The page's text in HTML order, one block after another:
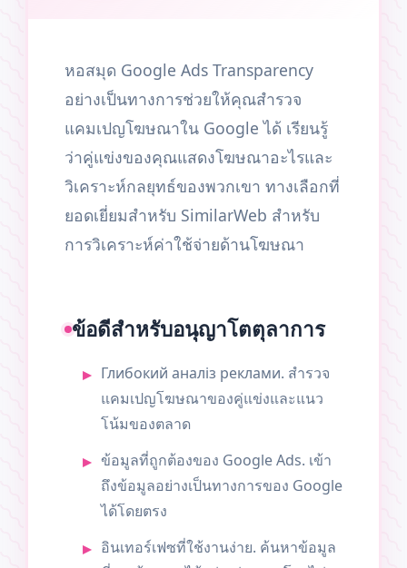
หอสมุด Google Ads Transparency
อย่างเป็นทางการช่วยให้คุณสำรวจ
แคมเปญโฆษณาใน Google ได้ เรียนรู้
ว่าคู่แข่งของคุณแสดงโฆษณาอะไรและ
วิเคราะห์กลยุทธ์ของพวกเขา ทางเลือกที่
ยอดเยี่ยมสำหรับ SimilarWeb สำหรับ
การวิเคราะห์ค่าใช้จ่ายด้านโฆษณา
ข้อดีสำหรับอนุญาโตตุลาการ
Глибокий аналіз реклами. สำรวจ
แคมเปญโฆษณาของคู่แข่งและแนว
โน้มของตลาด
ข้อมูลที่ถูกต้องของ Google Ads. เข้า
ถึงข้อมูลอย่างเป็นทางการของ Google
ได้โดยตรง
อินเทอร์เฟซที่ใช้งานง่าย. ค้นหาข้อมูล